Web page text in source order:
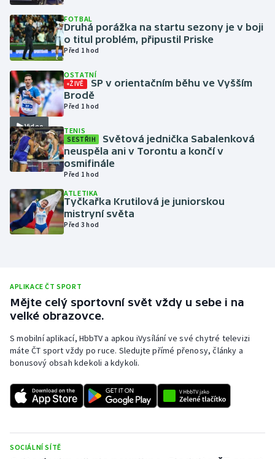
Krasobruslení
Lezení
Lyže a snowboard
Moderní pětiboj
Motorsport
Olympijské hry
Parasport
Plavání
Ragby
Rychlobruslení
Rychlostní kanoistika
Sportovní střelba
Stolní tenis
FOTBAL
Druhá porážka na startu sezony je v boji
o titul problém, připustil Priske
Před 1 hod
Video
OSTATNÍ
ŽIVĚ
SP v orientačním běhu ve Vyšším
Brodě
Před 1 hod
TENIS
SESTŘIH
Světová jednička Sabalenková
neuspěla ani v Torontu a končí v
osmifinále
Před 1 hod
ATLETIKA
Tyčkařka Krutilová je juniorskou
mistryní světa
Před 3 hod
APLIKACE ČT SPORT
Mějte celý sportovní svět vždy u sebe i na
velké obrazovce.
S mobilní aplikací, HbbTV a apkou iVysílání ve své chytré televizi
máte ČT sport vždy po ruce. Sledujte přímé přenosy, články a
bonusový obsah kdekoli a kdykoli.
SOCIÁLNÍ SÍTĚ